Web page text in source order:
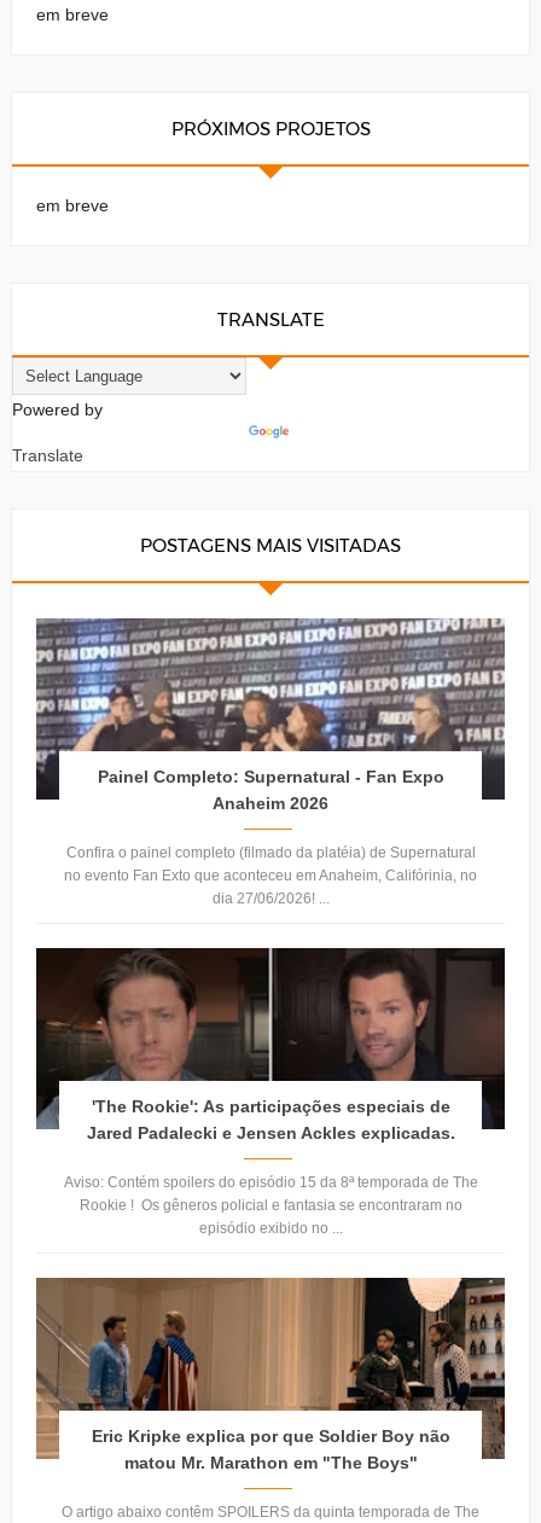
em breve
PRÓXIMOS PROJETOS
em breve
TRANSLATE
Powered by
Translate
POSTAGENS MAIS VISITADAS
Painel Completo: Supernatural - Fan Expo
Anaheim 2026
Confira o painel completo (filmado da platéia) de Supernatural
no evento Fan Exto que aconteceu em Anaheim, Califórinia, no
dia 27/06/2026! ...
'The Rookie': As participações especiais de
Jared Padalecki e Jensen Ackles explicadas.
Aviso: Contém spoilers do episódio 15 da 8ª temporada de The
Rookie ! Os gêneros policial e fantasia se encontraram no
episódio exibido no ...
Eric Kripke explica por que Soldier Boy não
matou Mr. Marathon em "The Boys"
O artigo abaixo contêm SPOILERS da quinta temporada de The